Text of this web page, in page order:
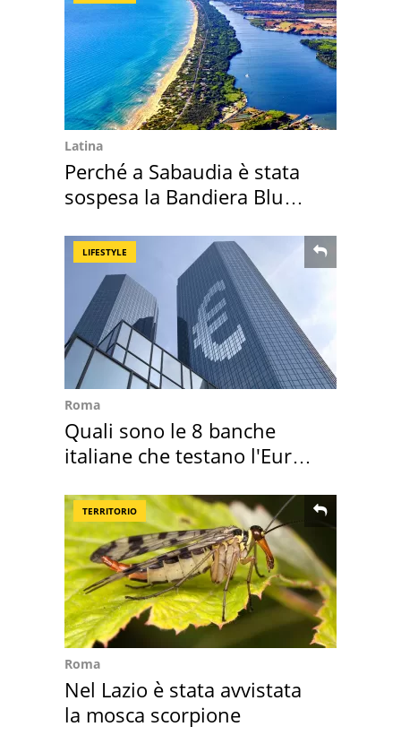
Latina
Perché a Sabaudia è stata
sospesa la Bandiera Blu
LIFESTYLE
Roma
Quali sono le 8 banche
italiane che testano l'Euro
TERRITORIO
Roma
Nel Lazio è stata avvistata
la mosca scorpione